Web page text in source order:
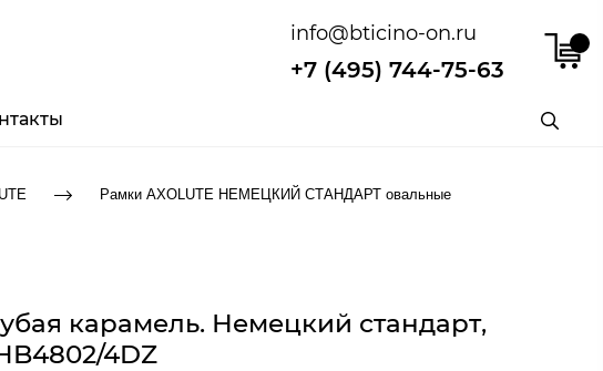
info@bticino-on.ru
+7 (495) 744-75-63
Рамки AXOLUTE НЕМЕЦКИЙ СТАНДАРТ овальные
карамель. Немецкий стандарт,
4DZ